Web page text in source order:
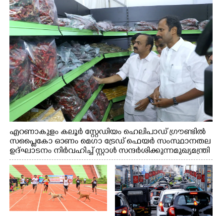
എറണാകുളം കലൂർ സ്റ്റേഡിയം ഹെലിപാഡ് ഗ്രൗണ്ടിൽ
സപ്ളൈകോ ഓണം മെഗാ ട്രേഡ് ഫെയർ സംസ്ഥാനതല
ഉദ്ഘാടനം നിർവഹിച്ച് സ്റ്റാൾ സന്ദർശിക്കുന്ന മുഖ്യമന്ത്രി
വി.ഡി. സതീശൻ. മന്ത്രി അനൂപ് ജേക്കബ് സമീപം